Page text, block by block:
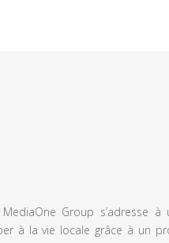
Group s’adresse à
à la vie locale grâce à un